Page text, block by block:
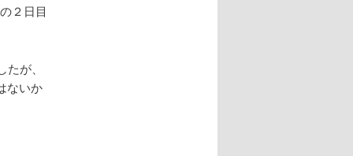
の２日目
が、
ないか